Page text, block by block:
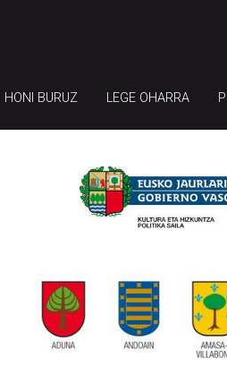
HONI BURUZ LEGE OHARRA